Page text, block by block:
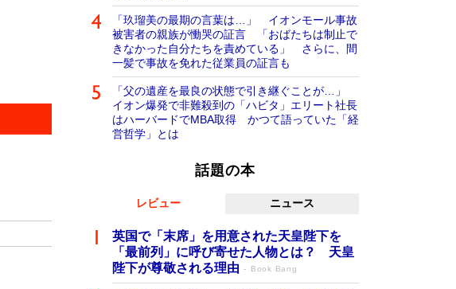
「玖瑠美の最期の言葉は…」 イオンモール事故
被害者の親族が慟哭の証言 「おばたちは制止で
きなかった自分たちを責めている」 さらに、間
一髪で事故を免れた従業員の証言も
「父の遺産を最良の状態で引き継ぐことが…」
イオン爆発で非難殺到の「ハビタ」エリート社長
はハーバードでMBA取得 かつて語っていた「経
営哲学」とは
話題の本
レビュー ニュース
英国で「末席」を用意された天皇陛下を
「最前列」に呼び寄せた人物とは？ 天皇
陛下が尊敬される理由
Book Bang